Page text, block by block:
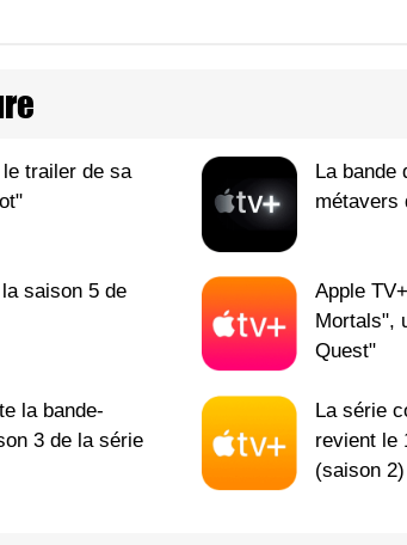
trailer de sa
La bande
métavers
saison 5 de
Apple
Mortals",
Quest"
la bande-
3 de la série
La série
revient le
(saison 2)